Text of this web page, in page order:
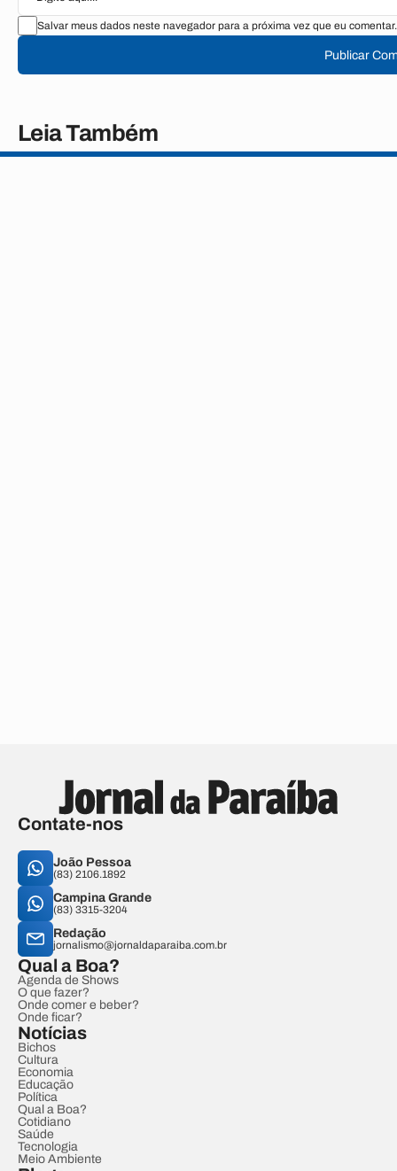
Salvar meus dados neste navegador para a próxima vez que eu comentar.
Publicar
Leia Também
Contate-nos
João Pessoa
(83) 2106.1892
Campina Grande
(83) 3315-3204
Redação
jornalismo@jornaldaparaiba.com.br
Qual a Boa?
Agenda de Shows
O que fazer?
Onde comer e beber?
Onde ficar?
Notícias
Bichos
Cultura
Economia
Educação
Política
Qual a Boa?
Cotidiano
Saúde
Tecnologia
Meio Ambiente